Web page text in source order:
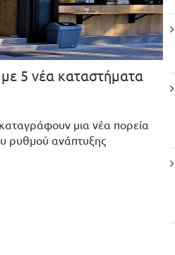
5 νέα καταστήματα
μια νέα πορεία
ρυθμού ανάπτυξης